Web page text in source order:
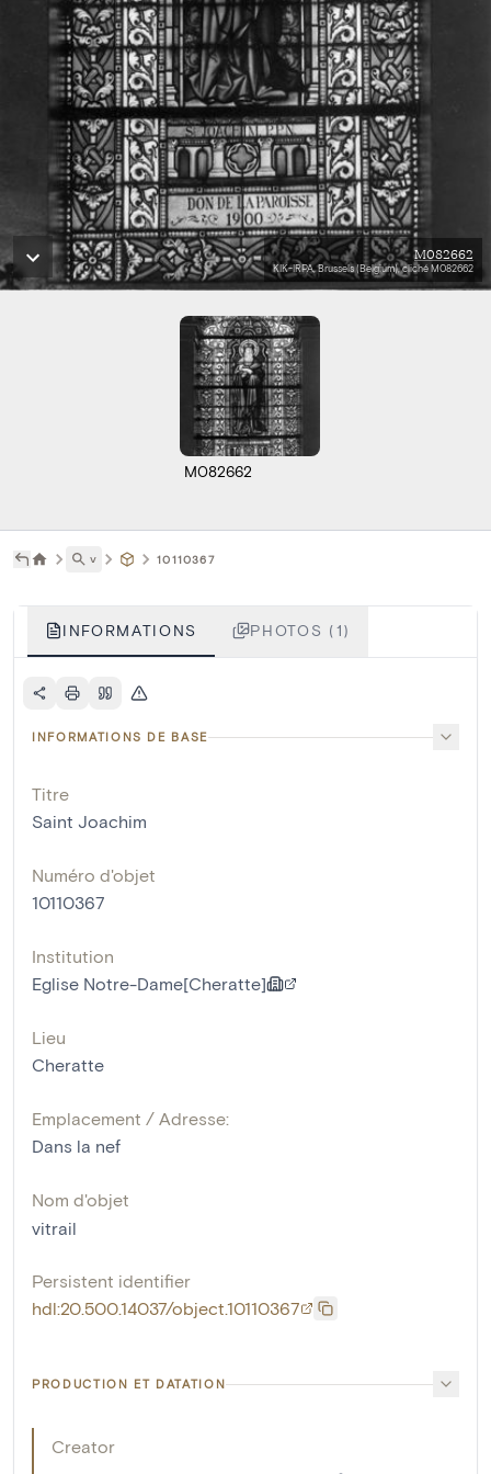
M082662
KIK-IRPA, Brussels (Belgium), cliché M082662
M082662
˅ 10110367
INFORMATIONS PHOTOS (1)
INFORMATIONS DE BASE
Titre
Saint Joachim
Numéro d'objet
10110367
Institution
Eglise Notre-Dame[Cheratte]
Lieu
Cheratte
Emplacement / Adresse:
Dans la nef
Nom d'objet
vitrail
Persistent identifier
hdl:20.500.14037/object.10110367
PRODUCTION ET DATATION
Creator